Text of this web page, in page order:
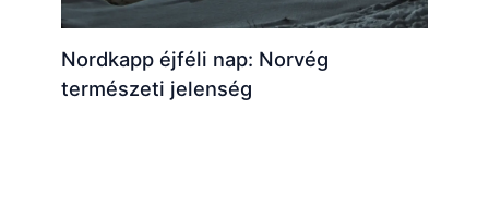
Nordkapp éjféli nap: Norvég
természeti jelenség